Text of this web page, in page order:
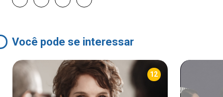
Você pode se interessar
12